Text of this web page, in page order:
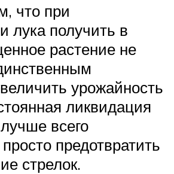
что при
лука получить в
растение не
урожайность
ликвидация
всего
предотвратить
стрелок.